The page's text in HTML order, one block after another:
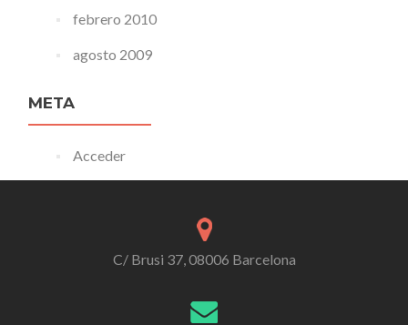
febrero 2010
agosto 2009
META
Acceder
C/ Brusi 37, 08006 Barcelona